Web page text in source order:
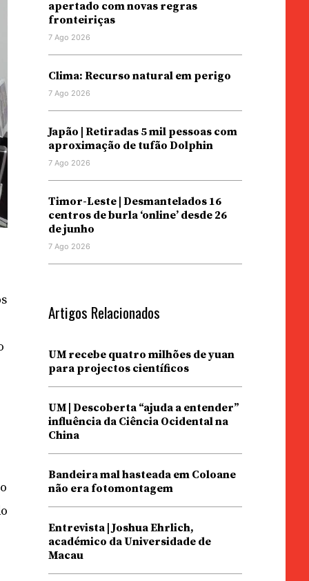
apertado com novas regras
fronteiriças
7 Ago 2026
Clima: Recurso natural em perigo
7 Ago 2026
Japão | Retiradas 5 mil pessoas com
aproximação de tufão Dolphin
7 Ago 2026
Timor-Leste | Desmantelados 16
centros de burla ‘online’ desde 26
de junho
7 Ago 2026
Artigos Relacionados
UM recebe quatro milhões de yuan
para projectos científicos
UM | Descoberta “ajuda a entender”
influência da Ciência Ocidental na
China
Bandeira mal hasteada em Coloane
não era fotomontagem
Entrevista | Joshua Ehrlich,
académico da Universidade de
Macau